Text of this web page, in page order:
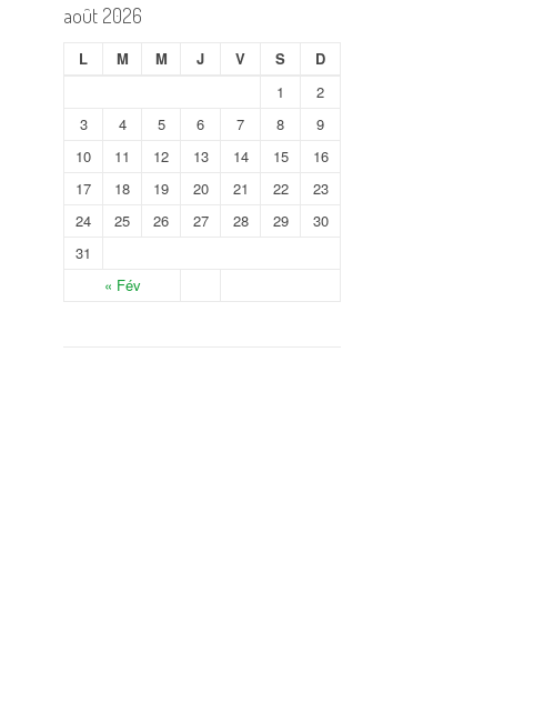
août 2026
L M M J V S D
« Fév
1
2
3
4 5 6 7 8
9
10
11 12 13 14 15
16
17
18 19 20 21 22
23
24
25 26 27 28 29
30
31